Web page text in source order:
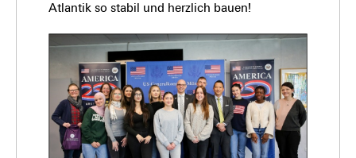
Atlantik so stabil und herzlich bauen!